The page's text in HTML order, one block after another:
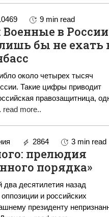
9 min read
Военные в России
бы не ехать
около четырех тысяч
Такие цифры приводит
правозащитница,
read more..
2864 3 min read
прелюдия
порядка»
два десятилетия назад
и российских
президенту